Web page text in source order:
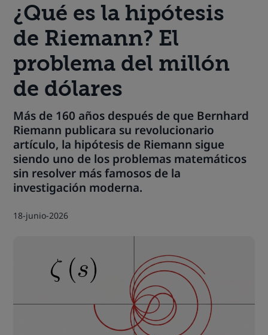
¿Qué es la hipótesis
de Riemann? El
problema del millón
de dólares
Más de 160 años después de que Bernhard
Riemann publicara su revolucionario
artículo, la hipótesis de Riemann sigue
siendo uno de los problemas matemáticos
sin resolver más famosos de la
investigación moderna.
18-junio-2026